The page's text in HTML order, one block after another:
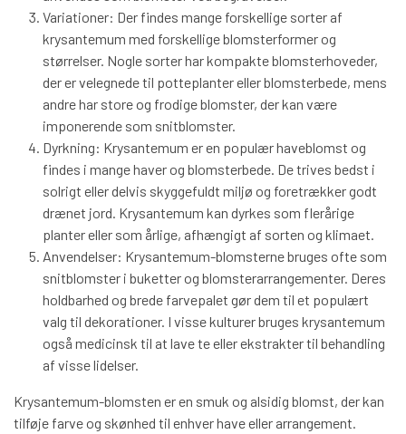
Variationer: Der findes mange forskellige sorter af
krysantemum med forskellige blomsterformer og
størrelser. Nogle sorter har kompakte blomsterhoveder,
der er velegnede til potteplanter eller blomsterbede, mens
andre har store og frodige blomster, der kan være
imponerende som snitblomster.
Dyrkning: Krysantemum er en populær haveblomst og
findes i mange haver og blomsterbede. De trives bedst i
solrigt eller delvis skyggefuldt miljø og foretrækker godt
drænet jord. Krysantemum kan dyrkes som flerårige
planter eller som årlige, afhængigt af sorten og klimaet.
Anvendelser: Krysantemum-blomsterne bruges ofte som
snitblomster i buketter og blomsterarrangementer. Deres
holdbarhed og brede farvepalet gør dem til et populært
valg til dekorationer. I visse kulturer bruges krysantemum
også medicinsk til at lave te eller ekstrakter til behandling
af visse lidelser.
Krysantemum-blomsten er en smuk og alsidig blomst, der kan
tilføje farve og skønhed til enhver have eller arrangement.